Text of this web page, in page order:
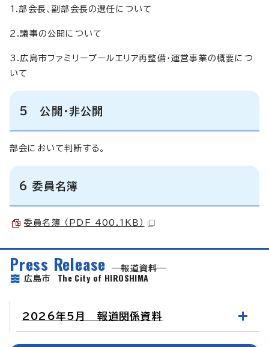
1.部会長、副部会長の選任について
2.議事の公開について
3.広島市ファミリープールエリア再整備・運営事業の概要につ
いて
5 公開・非公開
部会において判断する。
6 委員名簿
委員名簿 （PDF 400.1KB）
Press Release
報道資料
広島市 The City of HIROSHIMA
2026年5月 報道関係資料